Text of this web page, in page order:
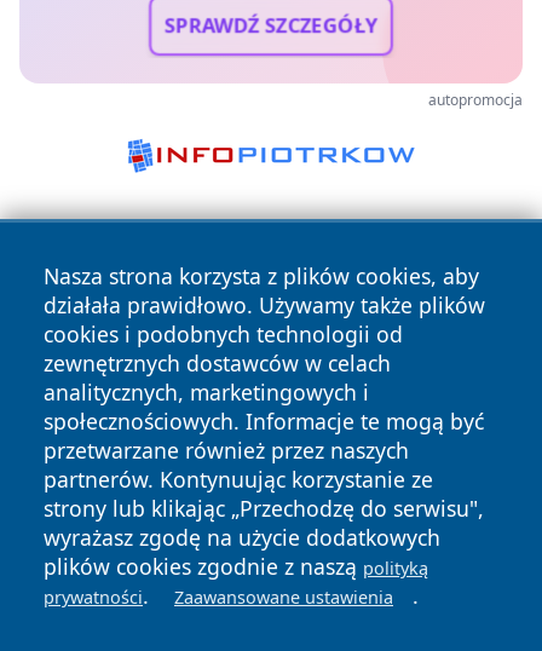
SPRAWDŹ SZCZEGÓŁY
autopromocja
Nasza strona korzysta z plików cookies, aby
działała prawidłowo. Używamy także plików
cookies i podobnych technologii od
zewnętrznych dostawców w celach
analitycznych, marketingowych i
społecznościowych. Informacje te mogą być
przetwarzane również przez naszych
partnerów. Kontynuując korzystanie ze
strony lub klikając „Przechodzę do serwisu",
wyrażasz zgodę na użycie dodatkowych
plików cookies zgodnie z naszą polityką
prywatności. Zaawansowane ustawienia .
Copyright © 2026 przemyslonline.pl Wszystkie prawa
zastrzeżone.
News Autorzy
Polityka
Prywatności
Polityka
Cookies